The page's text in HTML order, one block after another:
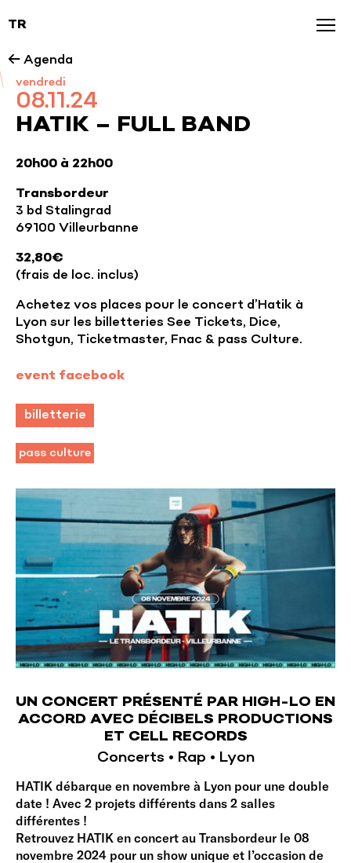
TR
Agenda
News
Galerie
← Agenda
vendredi
08.11.24
HATIK – FULL BAND
20h00 à 22h00
Transbordeur
3 bd Stalingrad
69100 Villeurbanne
32,80€
(frais de loc. inclus)
Achetez vos places pour le concert d’Hatik à
Lyon sur les billetteries See Tickets, Dice,
Shotgun, Ticketmaster, Fnac & pass Culture.
event facebook
billetterie
pass culture
UN CONCERT PRÉSENTÉ PAR HIGH-LO EN
ACCORD AVEC DÉCIBELS PRODUCTIONS
ET CELL RECORDS
Concerts • Rap • Lyon
HATIK débarque en novembre à Lyon pour une double
date ! Avec 2 projets différents dans 2 salles
différentes !
Retrouvez HATIK en concert au Transbordeur le 08
novembre 2024 pour un show unique et l’occasion de